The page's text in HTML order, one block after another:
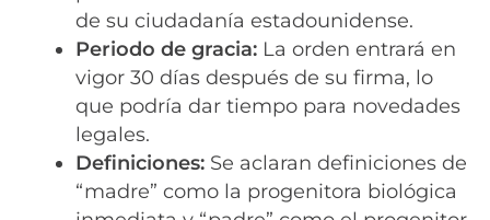
de su ciudadanía estadounidense.
Periodo de gracia: La orden entrará en
vigor 30 días después de su firma, lo
que podría dar tiempo para novedades
legales.
Definiciones: Se aclaran definiciones de
“madre” como la progenitora biológica